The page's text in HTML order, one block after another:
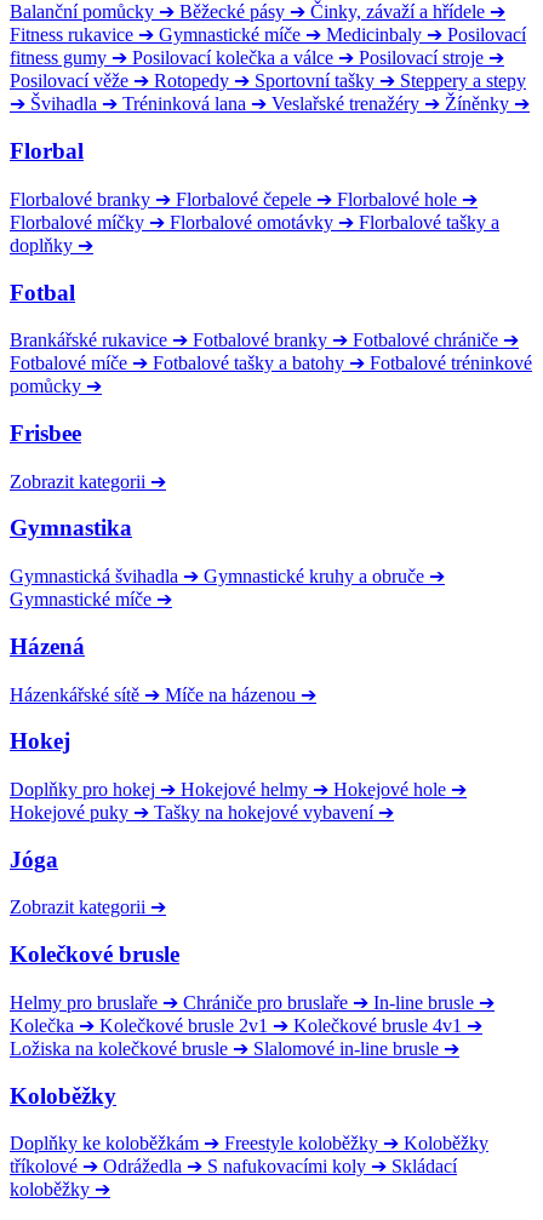
Balanční pomůcky ➔ Běžecké pásy ➔ Činky, závaží a hřídele ➔
Fitness rukavice ➔ Gymnastické míče ➔ Medicinbaly ➔ Posilovací
fitness gumy ➔ Posilovací kolečka a válce ➔ Posilovací stroje ➔
Posilovací věže ➔ Rotopedy ➔ Sportovní tašky ➔ Steppery a stepy
➔ Švihadla ➔ Tréninková lana ➔ Veslařské trenažéry ➔ Žíněnky ➔
Florbal
Florbalové branky ➔ Florbalové čepele ➔ Florbalové hole ➔
Florbalové míčky ➔ Florbalové omotávky ➔ Florbalové tašky a
doplňky ➔
Fotbal
Brankářské rukavice ➔ Fotbalové branky ➔ Fotbalové chrániče ➔
Fotbalové míče ➔ Fotbalové tašky a batohy ➔ Fotbalové tréninkové
pomůcky ➔
Frisbee
Zobrazit kategorii ➔
Gymnastika
Gymnastická švihadla ➔ Gymnastické kruhy a obruče ➔
Gymnastické míče ➔
Házená
Házenkářské sítě ➔ Míče na házenou ➔
Hokej
Doplňky pro hokej ➔ Hokejové helmy ➔ Hokejové hole ➔
Hokejové puky ➔ Tašky na hokejové vybavení ➔
Jóga
Zobrazit kategorii ➔
Kolečkové brusle
Helmy pro bruslaře ➔ Chrániče pro bruslaře ➔ In-line brusle ➔
Kolečka ➔ Kolečkové brusle 2v1 ➔ Kolečkové brusle 4v1 ➔
Ložiska na kolečkové brusle ➔ Slalomové in-line brusle ➔
Koloběžky
Doplňky ke koloběžkám ➔ Freestyle koloběžky ➔ Koloběžky
tříkolové ➔ Odrážedla ➔ S nafukovacími koly ➔ Skládací
koloběžky ➔